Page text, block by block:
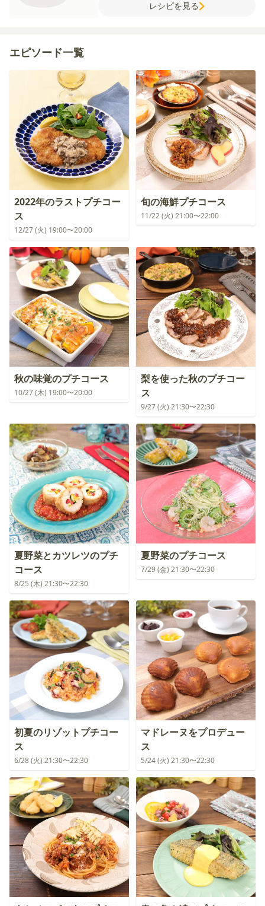
ベーキングパウダー【型用】
レシピを見る
エピソード一覧
2022年のラストプチコー
ス
12/27 (火) 19:00〜20:00
旬の海鮮プチコース
11/22 (火) 21:00〜22:00
秋の味覚のプチコース
10/27 (木) 19:00〜20:00
梨を使った秋のプチコー
ス
9/27 (火) 21:30〜22:30
夏野菜とカツレツのプチ
コース
8/25 (木) 21:30〜22:30
夏野菜のプチコース
7/29 (金) 21:30〜22:30
初夏のリゾットプチコー
ス
6/28 (火) 21:30〜22:30
マドレーヌをプロデュー
ス
5/24 (火) 21:30〜22:30